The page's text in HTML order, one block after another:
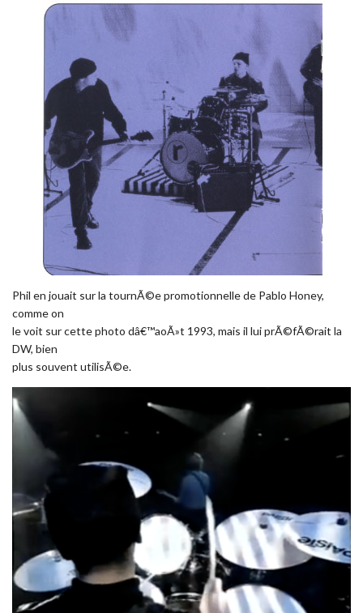
Phil en jouait sur la tournÃ©e promotionnelle de Pablo Honey,
comme on
le voit sur cette photo dâ€™aoÃ»t 1993, mais il lui prÃ©fÃ©rait la
DW, bien
plus souvent utilisÃ©e.